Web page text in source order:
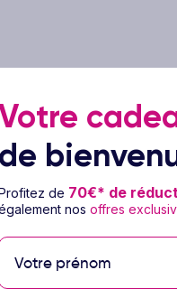
Hipocampo
de
de 70€* de
nosoffres